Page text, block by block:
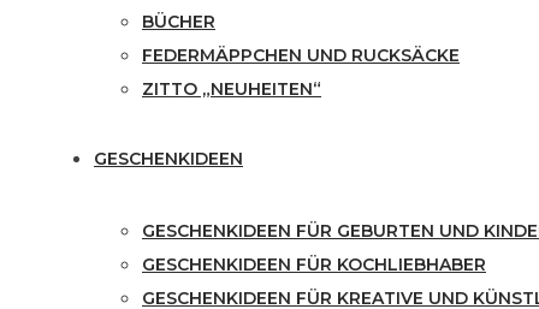
BÜCHER
FEDERMÄPPCHEN UND RUCKSÄCKE
ZITTO „NEUHEITEN“
GESCHENKIDEEN
GESCHENKIDEEN FÜR GEBURTEN UND
GESCHENKIDEEN FÜR KOCHLIEBHABER
GESCHENKIDEEN FÜR KREATIVE UND